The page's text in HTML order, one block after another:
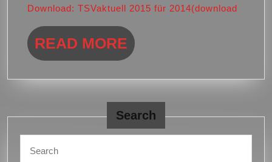
Download: TSVaktuell 2015 für 2014(download
READ MORE READ
Search
for: